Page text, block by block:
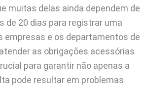
muitas delas ainda dependem de
de 20 dias para registrar uma
empresas e os departamentos de
as obrigações acessórias
para garantir não apenas a
pode resultar em problemas